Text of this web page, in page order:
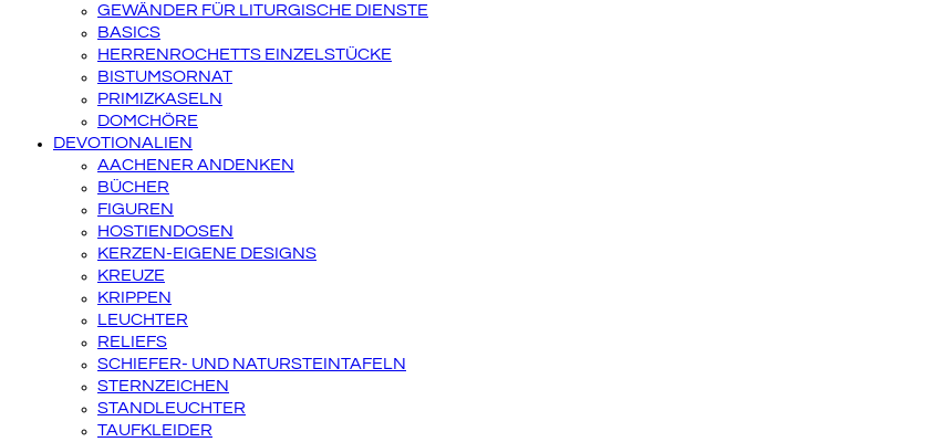
GEWÄNDER FÜR LITURGISCHE DIENSTE
BASICS
HERRENROCHETTS EINZELSTÜCKE
BISTUMSORNAT
PRIMIZKASELN
DOMCHÖRE
DEVOTIONALIEN
AACHENER ANDENKEN
BÜCHER
FIGUREN
HOSTIENDOSEN
KERZEN-EIGENE DESIGNS
KREUZE
KRIPPEN
LEUCHTER
RELIEFS
SCHIEFER- UND NATURSTEINTAFELN
STERNZEICHEN
STANDLEUCHTER
TAUFKLEIDER